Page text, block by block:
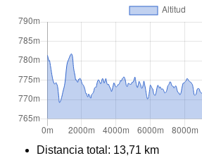
Distancia total: 13,71 km